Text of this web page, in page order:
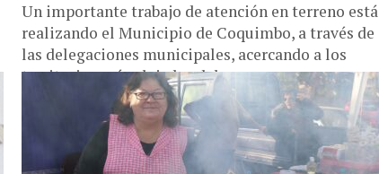
Un importante trabajo de atención en terreno está
realizando el Municipio de Coquimbo, a través de
las delegaciones municipales, acercando a los
territorios más alejados del...